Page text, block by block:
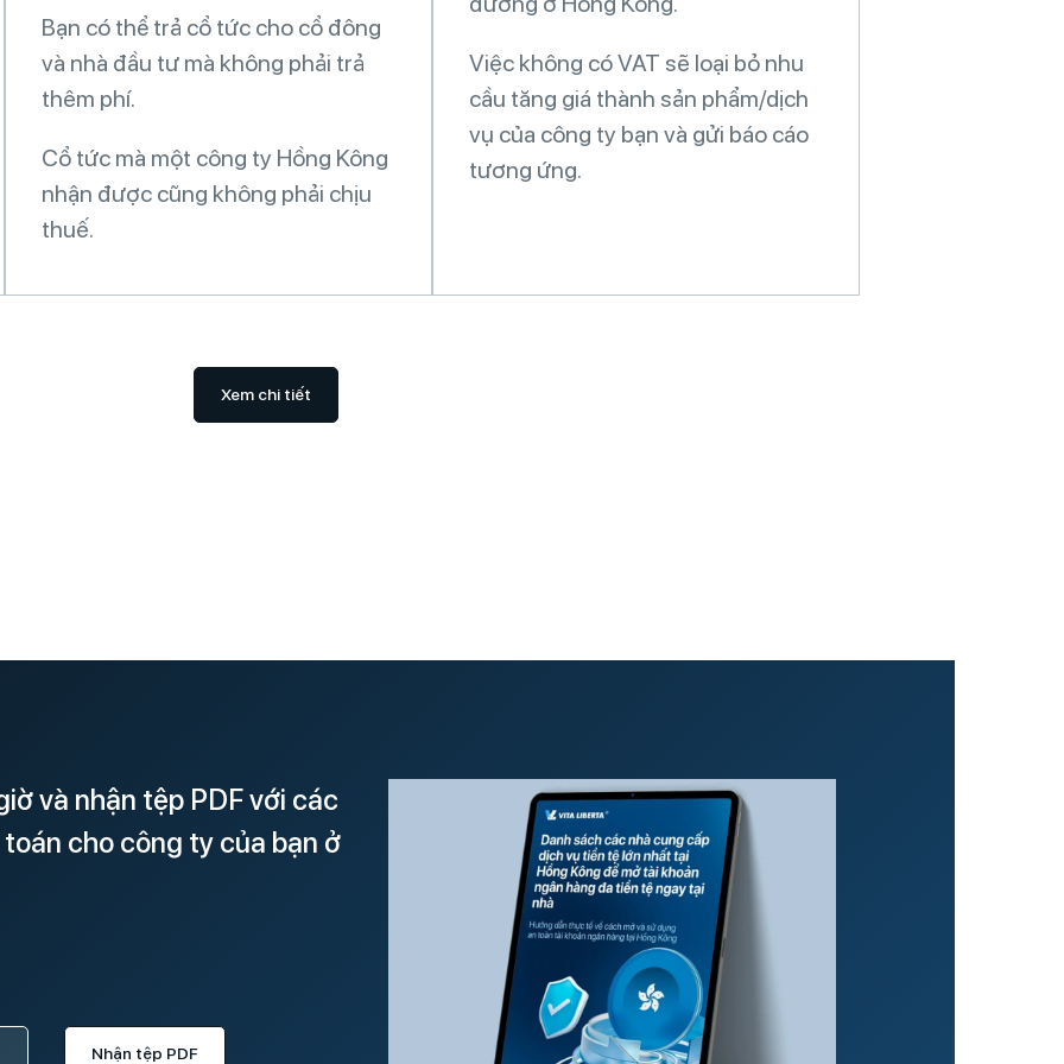
Bạn có thể trả cổ tức cho cổ đông
và nhà đầu tư mà không phải trả
thêm phí.
Cổ tức mà một công ty Hồng Kông
nhận được cũng không phải chịu
thuế.
Việc không có VAT sẽ loại bỏ nhu
cầu tăng giá thành sản phẩm/dịch
vụ của công ty bạn và gửi báo cáo
tương ứng.
Xem chi tiết
và nhận tệp PDF với các
cho công ty của bạn ở
Nhận tệp PDF